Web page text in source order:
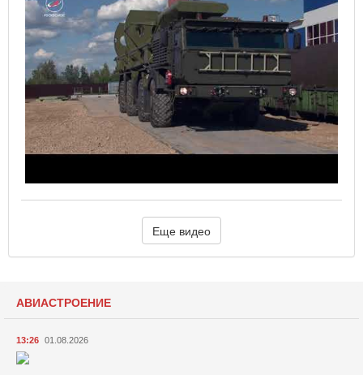
Еще видео
АВИАСТРОЕНИЕ
13:26 01.08.2026